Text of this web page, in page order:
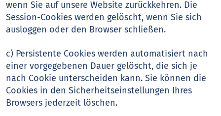
wenn Sie auf unsere Website zurückkehren. Die
Session-Cookies werden gelöscht, wenn Sie sich
ausloggen oder den Browser schließen.
c) Persistente Cookies werden automatisiert nach
einer vorgegebenen Dauer gelöscht, die sich je
nach Cookie unterscheiden kann. Sie können die
Cookies in den Sicherheitseinstellungen Ihres
Browsers jederzeit löschen.